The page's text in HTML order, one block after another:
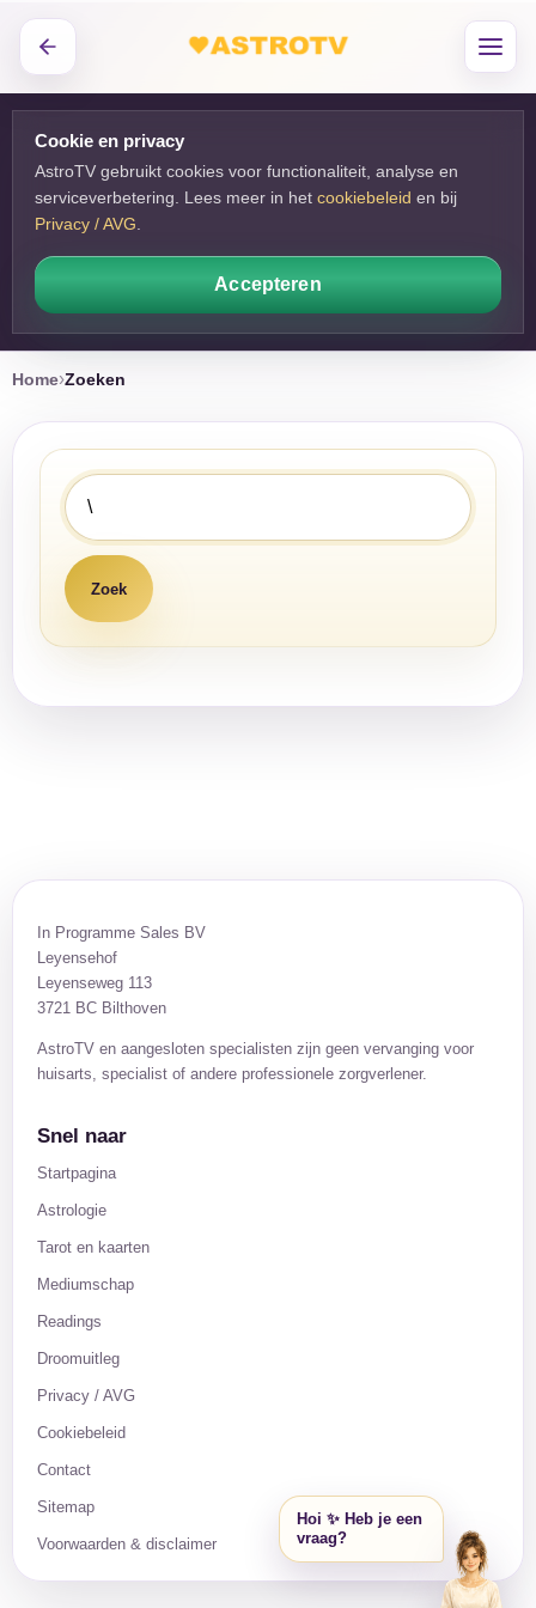
Cookie en privacy
AstroTV gebruikt cookies voor functionaliteit, analyse en
serviceverbetering. Lees meer in het cookiebeleid en bij
Privacy / AVG
Accepteren
Home Zoeken
In Programme Sales BV
Leyensehof
Leyenseweg 113
3721 BC Bilthoven
AstroTV en aangesloten specialisten zijn geen vervanging voor
huisarts, specialist of andere professionele zorgverlener.
Snel naar
Startpagina
Astrologie
Tarot en kaarten
Mediumschap
Readings
Droomuitleg
Privacy / AVG
Cookiebeleid
Contact
Sitemap
Voorwaarden & disclaimer
Hoi ✨ Heb je een
vraag?